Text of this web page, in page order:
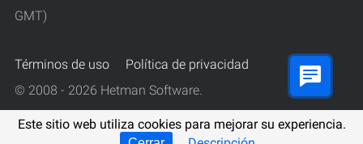
Este sitio web utiliza cookies para mejorar su experiencia.
GMT)
Términos de uso
Política de privacidad
© 2008 - 2026 Hetman Software.
Todos los derechos reservados.